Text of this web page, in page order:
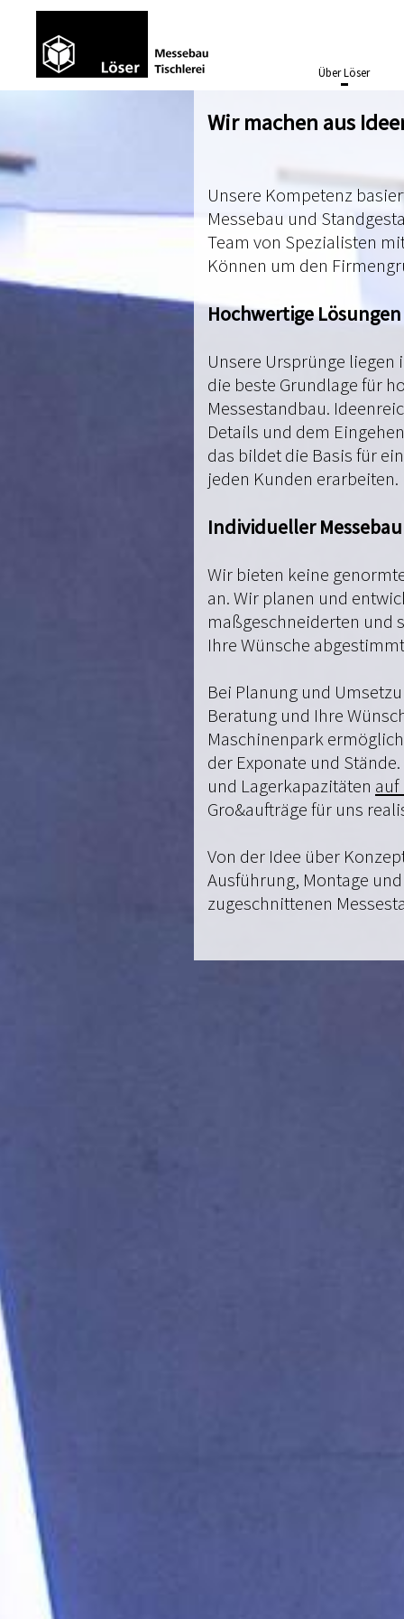
Über Löser
Wir machen aus
Unsere Kompetenz
Messebau und
Team von Spezialisten
Können um den
Hochwertige Lösungen
Unsere Ursprünge
die beste Grundlage für
Messestandbau.
Details und dem
das bildet die Basis für
jeden Kunden erarbeiten.
Individueller Messebau
Wir bieten keine
an. Wir planen und
maßgeschneiderten und
Ihre Wünsche
Bei Planung und
Beratung und Ihre
Maschinenpark
der Exponate und
und Lagerkapazitäten auf
Gro&aufträge für uns
Von der Idee über
Ausführung, Montage
zugeschnittenen